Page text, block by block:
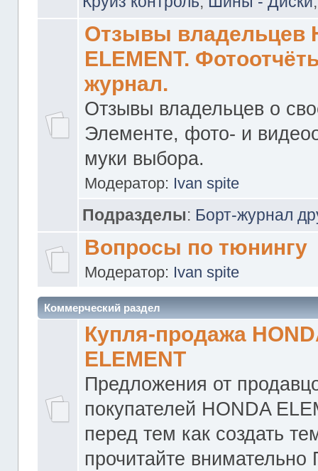
Отзывы владельцев
ELEMENT.
журнал.
Отзывы владельцев о
Элементе, фото- и
муки выбора.
Модератор: Ivan spite
Подразделы: Борт-журнал
Вопросы по тюнингу
Модератор: Ivan spite
Коммерческий раздел
Купля-продажа
ELEMENT
Предложения от
покупателей HONDA
перед тем как создать
прочитайте